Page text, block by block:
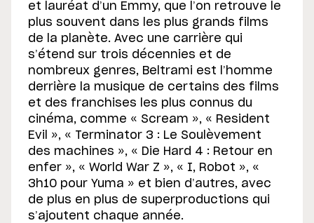
et lauréat d’un Emmy, que l’on retrouve le
plus souvent dans les plus grands films
de la planète. Avec une carrière qui
s’étend sur trois décennies et de
nombreux genres, Beltrami est l’homme
derrière la musique de certains des films
et des franchises les plus connus du
cinéma, comme « Scream », « Resident
Evil », « Terminator 3 : Le Soulèvement
des machines », « Die Hard 4 : Retour en
enfer », « World War Z », « I, Robot », «
3h10 pour Yuma » et bien d’autres, avec
de plus en plus de superproductions qui
s’ajoutent chaque année.